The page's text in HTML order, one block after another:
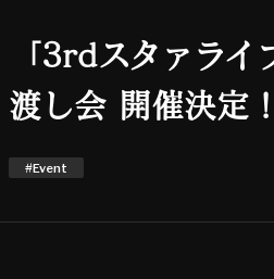
「3rdスタァラ
渡し会 開催決定！
#Event